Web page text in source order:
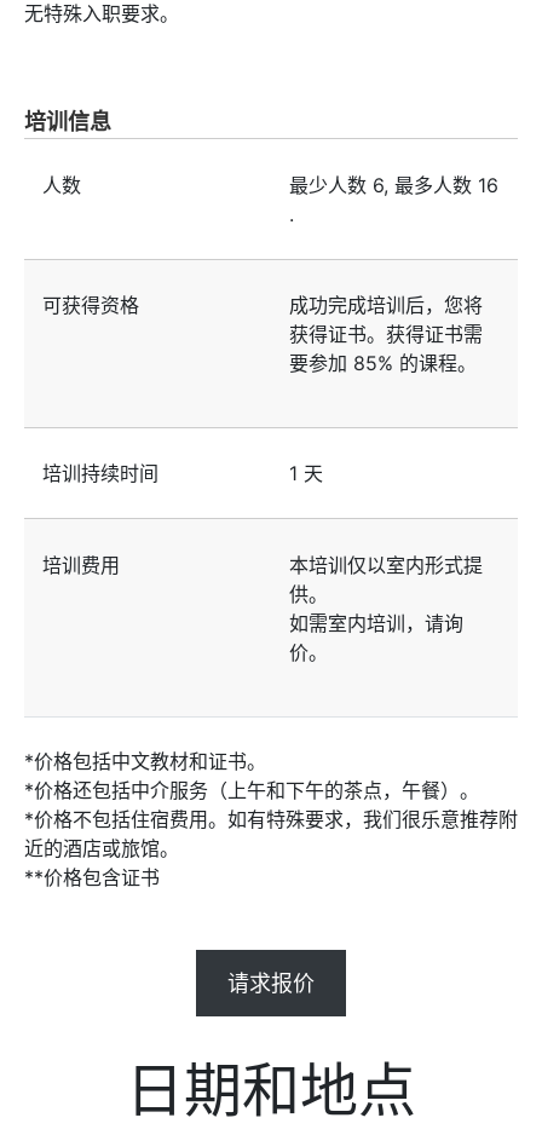
无特殊入职要求。
培训信息
人数 最少人数 6, 最多人数 16
.
可获得资格
成功完成培训后，您将
获得证书。获得证书需
要参加 85% 的课程。
培训持续时间 1 天
培训费用
本培训仅以室内形式提
供。
如需室内培训，请询
价。
*价格包括中文教材和证书。
*价格还包括中介服务（上午和下午的茶点，午餐）。
*价格不包括住宿费用。如有特殊要求，我们很乐意推荐附
近的酒店或旅馆。
**价格包含证书
请求报价
日期和地点